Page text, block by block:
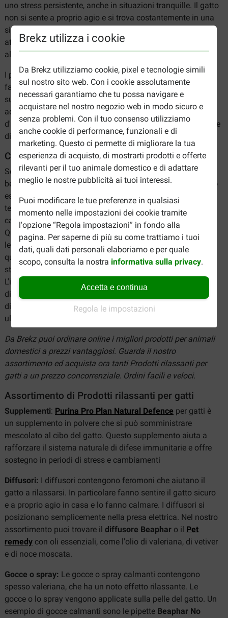
Brekz utilizza i cookie
Da Brekz utilizziamo cookie, pixel e tecnologie simili
sul nostro sito web. Con i cookie assolutamente
necessari garantiamo che tu possa navigare e
acquistare nel nostro negozio web in modo sicuro e
senza problemi. Con il tuo consenso utilizziamo
anche cookie di performance, funzionali e di
marketing. Questo ci permette di migliorare la tua
esperienza di acquisto, di mostrarti prodotti e offerte
rilevanti per il tuo animale domestico e di adattare
meglio le nostre pubblicità ai tuoi interessi.
Puoi modificare le tue preferenze in qualsiasi
momento nelle impostazioni dei cookie tramite
l'opzione “Regola impostazioni” in fondo alla
pagina. Per saperne di più su come trattiamo i tuoi
dati, quali dati personali elaboriamo e per quale
scopo, consulta la nostra informativa sulla privacy.
Accetta e continua
Regola le impostazioni
uno stress persistente, anche in situazioni tranquille. Il gatto
non si sente a proprio agio e si trova costantemente in una
situazione in cui tende a manifestare una risposta di
attacco o fuga. Anche il suo equilibrio ormonale viene
alterato da uno stress persistente.
I prodotti calmanti possono aiutare a riequilibrare il gatto,
facendogli ritrovare presto di nuovo il relax e la calma nel
suo ambiente familiare. I prodotti calmanti per gatti sono
adatti, ad esempio, nei momenti di paura causati da fuochi
d'artificio o temporali, oppure durante i viaggi o in occasione
di un trasloco.
Come riconoscere lo stress nel gatto?
Se sospetti che il tuo gatto soffra di stress (persistente), è
bene parlarne con il veterinario. I segni dello stress possono
essere molto sottili, soprattutto se sono presenti da molto
tempo nei casi di stress cronico. Si tratta di piccoli
cambiamenti nella routine o nel comportamento normale.
Quando si esclude che alla base ci sia una malattia o una
lesione, è molto probabile che si tratti di stress (cronico). A
questo punto è importante scoprire qual è la causa dello
stress del gatto. Sono i fuochi d'artificio? Un trasloco?
L'incontro con un (nuovo) gatto nel vicinato? Cerca sempre
di risolvere o normalizzare la fonte dello stress. Esistono
diversi prodotti calmanti per gatti che forniscono un
ulteriore supporto in queste situazioni.
Da Brekz puoi ordinare online i migliori prodotti per animali
domestici a prezzi vantaggiosi. Guarda il nostro
assortimento ed acquista ora tanti Prodotti rilassanti per
gatti a un prezzo concorrenziale. Ordini facili e veloci.
Assortimento di Prodotti rilassanti per gatti
Supplementi: Purina Pro Plan Natural Defence per gatti è
un supplemento in polvere che si può somministrare
mescolato al cibo del gatto. Questo supplemento aiuta a
rafforzare il sistema naturale di difese immunitarie e offre
sostegno in periodi di stress e cambiamenti
Diffusori: I diffusori contengono feromoni che aiutano il
gatto a rilassarsi. In particolare fanno sentire il gatto sicuro
e a proprio agio in casa e lo fanno calmare. I diffusori si
posizionano semplicemente nella presa elettrica. Nel nostro
assortimento puoi trovare il diffusore Beaphar o il Pet
remedy con oli essenziali, come l'olio di valeriana, di vetiver
e di noce moscata.
Gocce o spray: Le gocce o spray calmanti contengono
spesso valeriana, che ha un noto effetto rilassante. Le
gocce o lo spray vengono applicate sulla pelle del gatto. Un
esempio di gocce calmanti sono le pipette Beaphar No